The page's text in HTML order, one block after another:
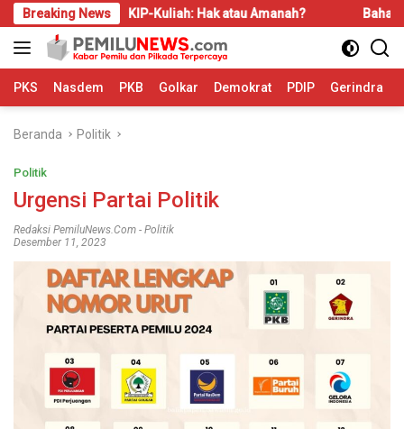
Langsung
ke
konten
Breaking News
KIP-Kuliah: Hak atau Amanah? Bahas LBS dan LP2B,
PKS Nasdem PKB Golkar Demokrat PDIP Gerindra
Beranda Politik
Politik
Urgensi Partai Politik
Redaksi PemiluNews.com - Politik
Desember 11, 2023